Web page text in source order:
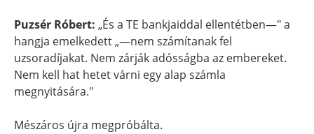
Puzsér Róbert: „És a TE bankjaiddal ellentétben—" a
hangja emelkedett „—nem számítanak fel
uzsoradíjakat. Nem zárják adósságba az embereket.
Nem kell hat hetet várni egy alap számla
megnyitására."
Mészáros újra megpróbálta.